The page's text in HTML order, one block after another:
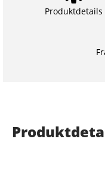
Produktdetails